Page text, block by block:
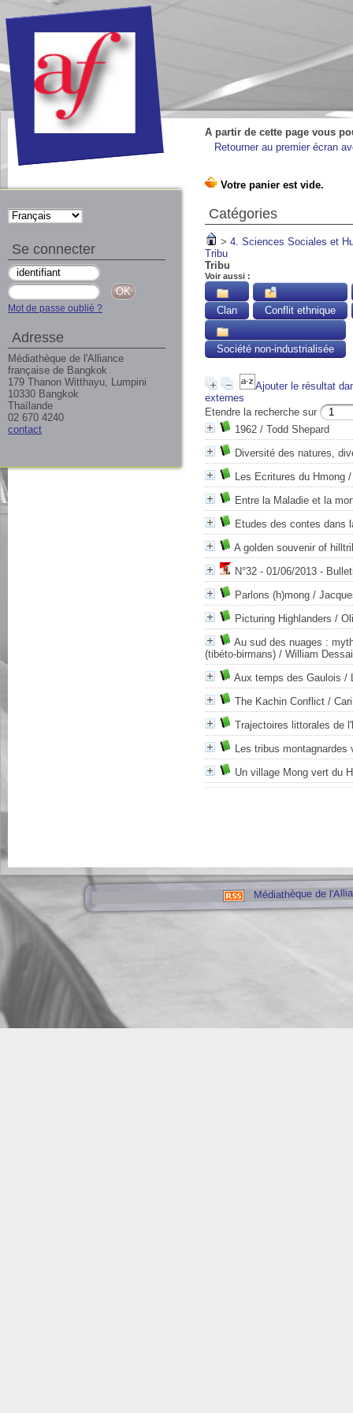
A partir de cette page vous
Retourner au premier écran
Catégories
> 4. Sciences Sociales et
Tribu
Tribu
Voir aussi :
Clan Conflit ethnique
Société non-industrialisée
Ajouter le résultat
externes
Etendre la recherche sur
1962 / Todd Shepard
Diversité des natures,
Les Ecritures du Hmong /
Entre la Maladie et la
Etudes des contes dans
A golden souvenir of
N°32 - 01/06/2013 -
Parlons (h)mong /
Picturing Highlanders /
Au sud des nuages :
(tibéto-birmans) / William
Aux temps des Gaulois /
The Kachin Conflict /
Trajectoires littorales de
Les tribus montagnardes
Un village Mong vert du
Médiathèque de
Se connecter
Mot de passe oublié ?
Adresse
Médiathèque de l'Alliance
française de Bangkok
179 Thanon Witthayu, Lumpini
10330 Bangkok
Thaïlande
02 670 4240
contact